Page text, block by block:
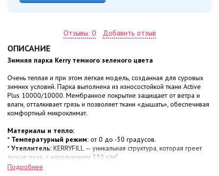
Отзывы: 0 Добавить отзыв
ОПИСАНИЕ
Зимняя парка Kerry темного зеленого цвета
Очень теплая и при этом легкая модель, созданная для суровых
зимних условий. Парка выполнена из износостойкой ткани Active
Plus 10000/10000. Мембранное покрытие защищает от ветра и
влаги, отталкивает грязь и позволяет ткани «дышать», обеспечивая
комфортный микроклимат.
Материалы и тепло:
* Температурный режим: от 0 до -30 градусов.
*Утеплитель: KERRYFILL — уникальная структура, которая греет
лучше пуха, с наполнением 330 г/м².
*Состав:верх — 100% полиамид; подкладка и утеплитель — 100%
Подробнее